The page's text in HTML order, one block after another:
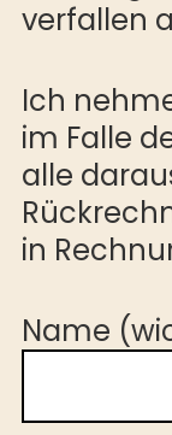
verfallen
Ich
im Falle
alle
in
Name